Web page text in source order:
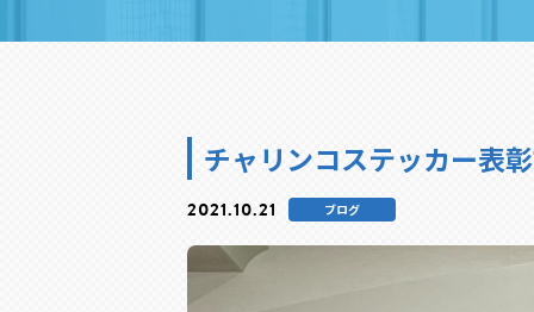
チャリンコステッカー表
2021.10.21 ブログ